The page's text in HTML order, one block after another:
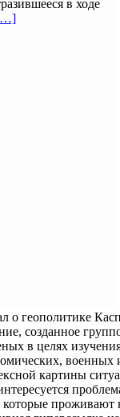
в ходе
геополитике
созданное
в целях
военных
картины
которые проживают